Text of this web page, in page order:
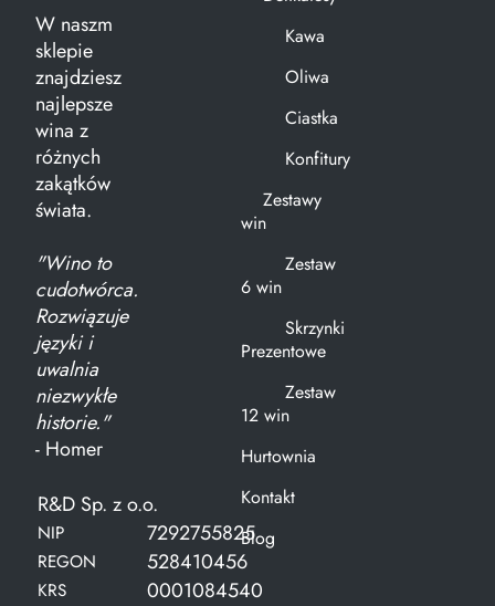
W naszm
sklepie
znajdziesz
najlepsze
wina z
różnych
zakątków
świata.
"Wino to
cudotwórca.
Rozwiązuje
języki i
uwalnia
niezwykłe
historie."
- Homer
R&D Sp. z o.o.
NIP 7292755825
REGON 528410456
KRS 0001084540
Kawa
Oliwa
Ciastka
Konfitury
Zestawy
win
Zestaw
6 win
Skrzynki
Prezentowe
Zestaw
12 win
Hurtownia
Kontakt
Blog